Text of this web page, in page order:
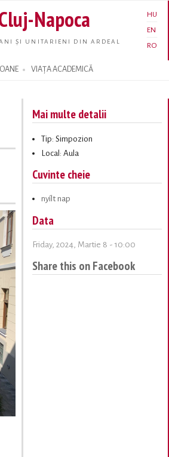
Napoca
ȘI UNITARIENI DIN ARDEAL
HU
EN
RO
VIAȚA ACADEMICĂ
Mai multe detalii
Tip: Simpozion
Local: Aula
Cuvinte cheie
nyílt nap
Data
Friday, 2024, Martie 8 - 10:00
Share this on Facebook